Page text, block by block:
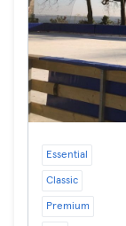
Essential
Classic
Premium